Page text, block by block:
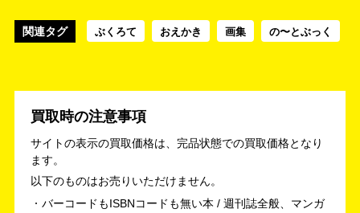
関連タグ ぶくろて おえかき 画集 の〜とぶっく
買取時の注意事項
サイトの表示の買取価格は、完品状態での買取価格となり
ます。
以下のものはお売りいただけません。
バーコードもISBNコードも無い本 / 週刊誌全般、マンガ